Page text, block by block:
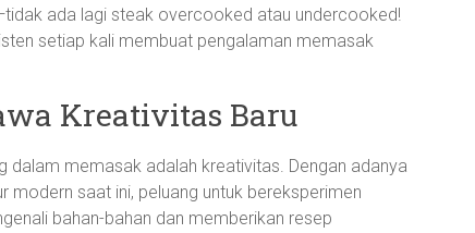
ada lagi steak overcooked atau undercooked!
setiap kali membuat pengalaman memasak
Kreativitas Baru
memasak adalah kreativitas. Dengan adanya
saat ini, peluang untuk bereksperimen
bahan-bahan dan memberikan resep